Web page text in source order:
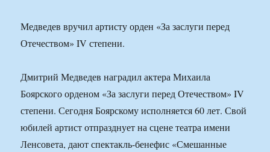
Медведев вручил артисту орден «За заслуги перед
Отечеством» IV степени.
Дмитрий Медведев наградил актера Михаила
Боярского орденом «За заслуги перед Отечеством» IV
степени. Сегодня Боярскому исполняется 60 лет. Свой
юбилей артист отпразднует на сцене театра имени
Ленсовета, дают спектакль-бенефис «Смешанные